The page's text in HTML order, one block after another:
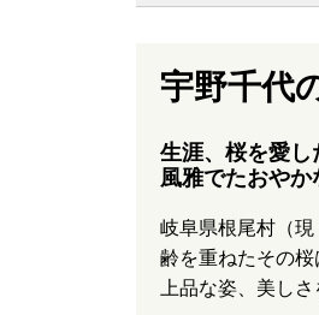
宇野千代
生涯、桜を愛し
風雅でたおやか
岐阜県根尾村（
齢を重ねたその
上品な姿、美し